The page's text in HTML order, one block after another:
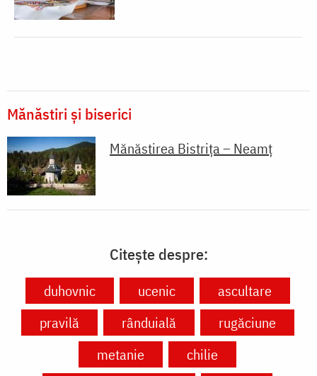
Mănăstiri și biserici
Mănăstirea Bistriţa – Neamţ
Citește despre:
duhovnic ucenic
ascultare
pravilă
rânduială
rugăciune
metanie
chilie